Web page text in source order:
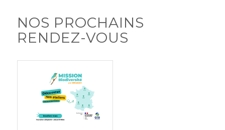
NOS PROCHAINS
RENDEZ-VOUS